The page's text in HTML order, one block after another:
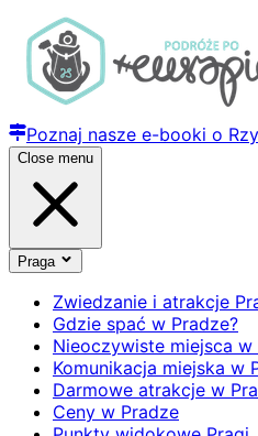
Poznaj nasze e-booki o
Close menu
Praga
Zwiedzanie i atrakcje
Gdzie spać w Pradze?
Nieoczywiste miejsca w
Komunikacja miejska w
Darmowe atrakcje w
Ceny w Pradze